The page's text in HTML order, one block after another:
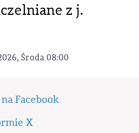
z j.
Środa 08:00
Facebook
X